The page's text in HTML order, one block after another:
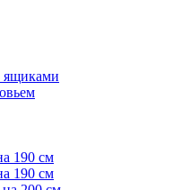
190 см
190 см